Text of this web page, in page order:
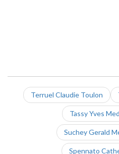
Terruel Claudie Toulon
Tassy Yves
Suchey Gerald
Spennato